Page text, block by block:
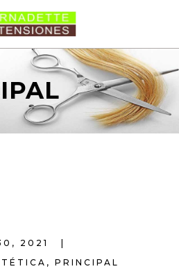
2021
, PRINCIPAL